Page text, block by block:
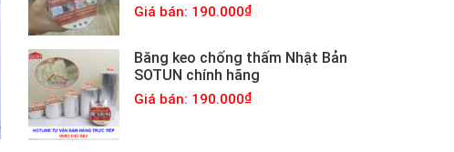
Giá bán: 190.000
Băng keo chống thấm Nhật Bản
SOTUN chính hãng
Giá bán: 190.000